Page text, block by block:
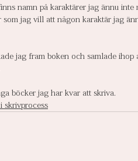
namn på karaktärer jag ännu
som jag vill att någon karaktär jag
jag fram boken och samlade
böcker jag har kvar att skriva.
skrivprocess